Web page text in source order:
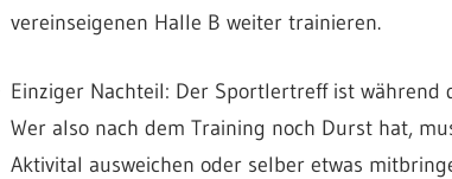
vereinseigenen Halle B weiter trainieren.
Einziger Nachteil: Der Sportlertreff ist während
Wer also nach dem Training noch Durst hat,
Aktivital ausweichen oder selber etwas